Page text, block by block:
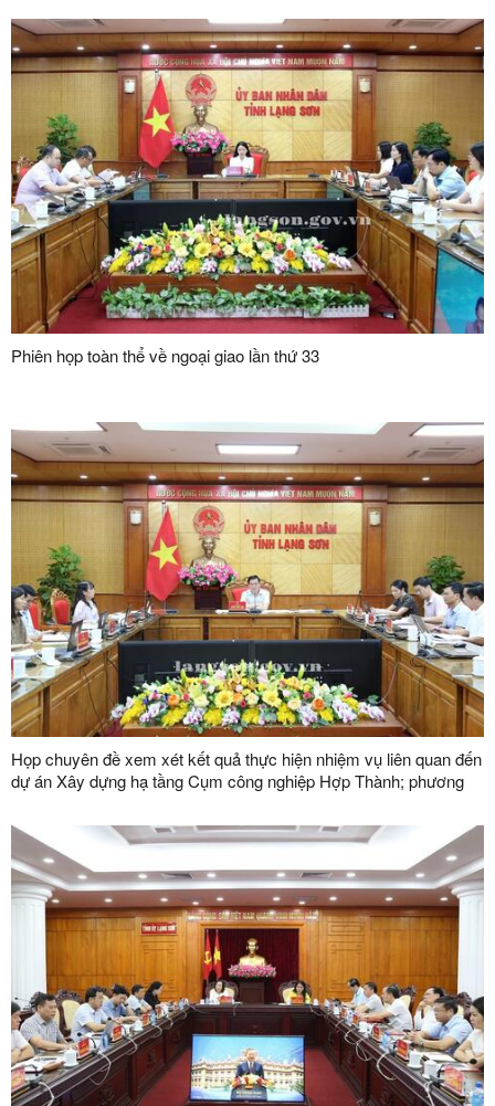
Phiên họp toàn thể về ngoại giao lần thứ 33
Họp chuyên đề xem xét kết quả thực hiện nhiệm vụ liên quan đến
dự án Xây dựng hạ tầng Cụm công nghiệp Hợp Thành; phương
phục vụ giải phóng mặt bằng dự án Khu công nghiệp VSIP Lạng
Sơn